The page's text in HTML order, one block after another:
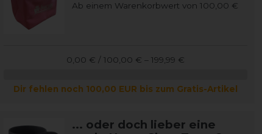
Ab einem Warenkorbwert von 100,00 €
0,00 € / 100,00 € – 199,99 €
Dir fehlen noch 100,00 EUR bis zum Gratis-Artikel
... oder doch lieber eine